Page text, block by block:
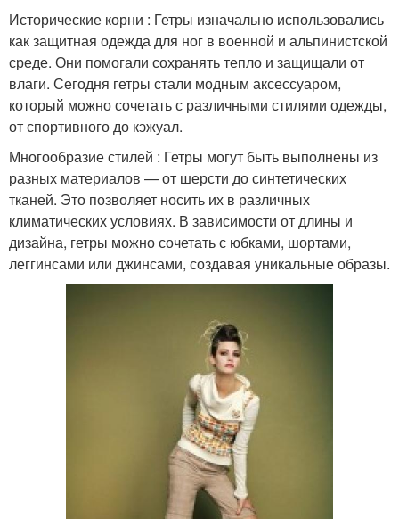
Исторические корни : Гетры изначально использовались
как защитная одежда для ног в военной и альпинистской
среде. Они помогали сохранять тепло и защищали от
влаги. Сегодня гетры стали модным аксессуаром,
который можно сочетать с различными стилями одежды,
от спортивного до кэжуал.
Многообразие стилей : Гетры могут быть выполнены из
разных материалов — от шерсти до синтетических
тканей. Это позволяет носить их в различных
климатических условиях. В зависимости от длины и
дизайна, гетры можно сочетать с юбками, шортами,
леггинсами или джинсами, создавая уникальные образы.